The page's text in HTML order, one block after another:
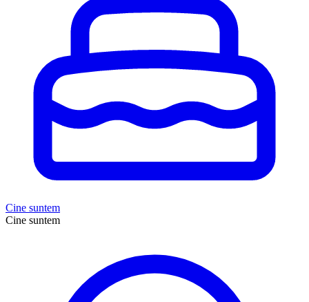
Cine suntem
Cine suntem